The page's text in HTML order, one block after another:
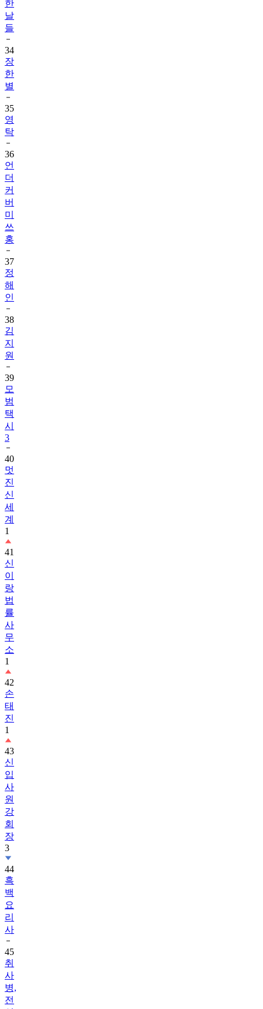
들
34
장
한
별
35
영
탁
36
언
더
커
버
미
쓰
홍
37
정
해
인
38
김
지
원
39
모
범
택
시
3
40
멋
진
신
세
계
1
41
신
이
랑
법
률
사
무
소
1
42
손
태
진
1
43
신
입
사
원
강
회
장
3
44
흑
백
요
리
사
45
취
사
병,
전
설
이